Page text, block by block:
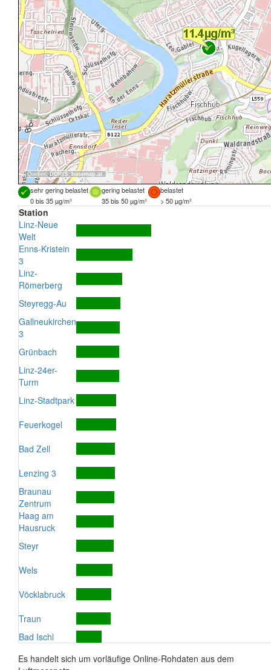
Quellen:DORIS, basemap.at
sehr gering belastet gering belastet
belastet
0 bis 35 µg/m³
35 bis 50 µg/m³ > 50 µg/m³
Station
Linz-Neue
Welt
Enns-Kristein
3
Linz-
Römerberg
Steyregg-Au
Gallneukirchen
3
Grünbach
Linz-24er-
Turm
Linz-Stadtpark
Feuerkogel
Bad Zell
Lenzing 3
Braunau
Zentrum
Haag am
Hausruck
Steyr
Wels
Vöcklabruck
Traun
Bad Ischl
Es handelt sich um vorläufige Online-Rohdaten aus dem